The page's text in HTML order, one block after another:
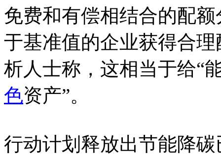
免费和有偿相结合的配
于基准值的企业获得合
析人士称，这相当于给“
色资产”。
行动计划释放出节能降碳